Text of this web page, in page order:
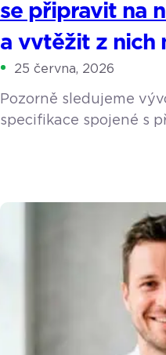
se připravit na
a vytěžit z nich
25 června, 2026
Pozorně sledujeme
specifikace spojené s
se v něm kromě
řeší také legislativa.
zákona o nové
má přinést